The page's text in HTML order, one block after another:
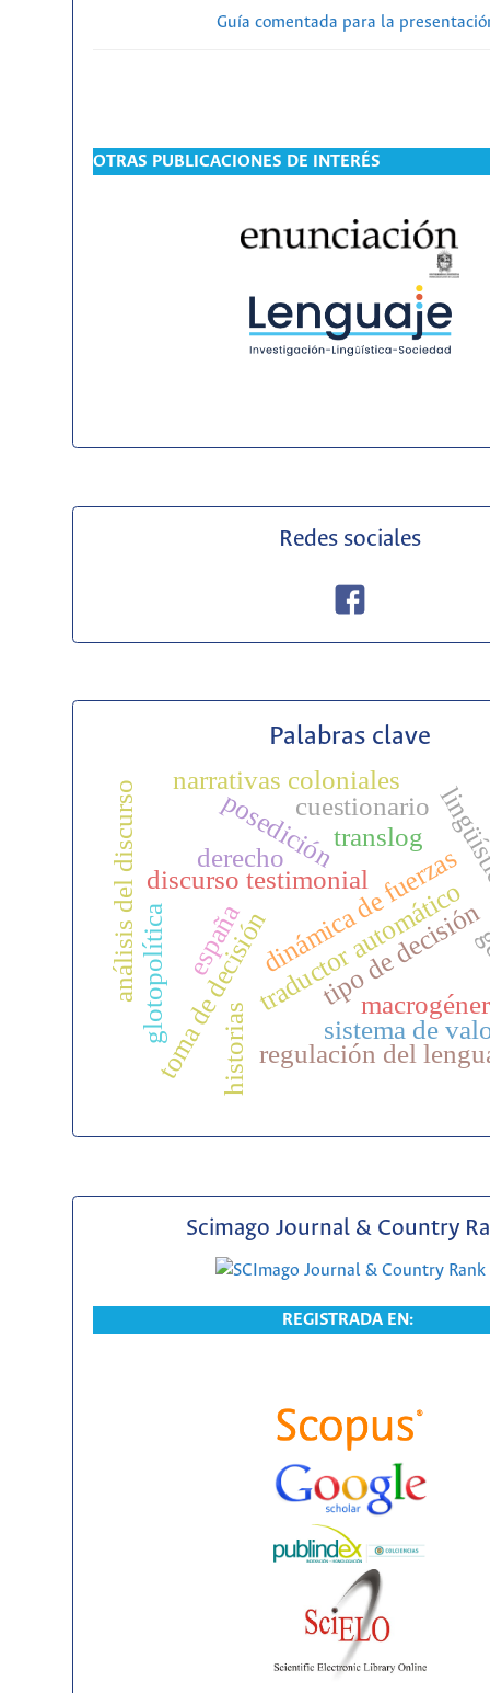
Guía comentada para la
OTRAS PUBLICACIONES DE INTERÉS
Redes sociales
Palabras clave
dinámica de fuerzas
discurso testimonial
análisis del discurso posedición
traductor automático
translog
tipo de decisión
toma de decisión sistema de
derecho
historias
cuestionario
regulación del
glotopolítica españa
narrativas coloniales
Scimago Journal & Country
REGISTRADA EN: